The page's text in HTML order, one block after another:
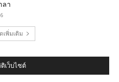
ลา
เพิ่มเติม
เว็บไซต์